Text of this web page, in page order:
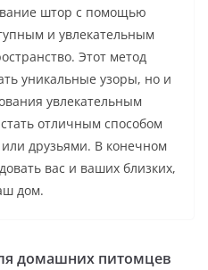
штор с помощью
и увлекательным
Этот метод
уникальные узоры, но и
увлекательным
отличным способом
друзьями. В конечном
вас и ваших близких,
дом.
домашних питомцев